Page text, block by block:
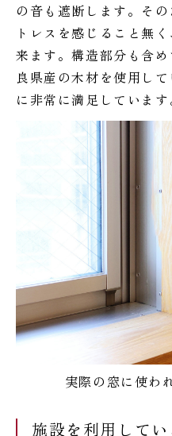
の音も遮断します。そ
トレスを感じること無
来ます。構造部分も含
良県産の木材を使用し
に非常に満足しています
実際の窓に使わ
施設を利用して